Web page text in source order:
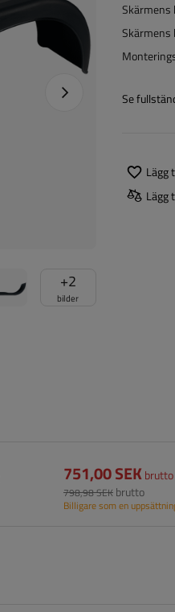
+2
bilder
Nästa foto
Skärmens
Skärmens
Se
Lägg
Lägg
751,00 SEKbrutto
798,98 SEK brutto
Billigare som en